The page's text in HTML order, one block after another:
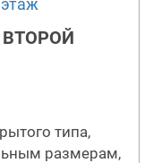
типа,
размерам,